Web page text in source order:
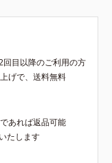
目以降のご利用の方
げで、送料無料
あれば返品可能
たします